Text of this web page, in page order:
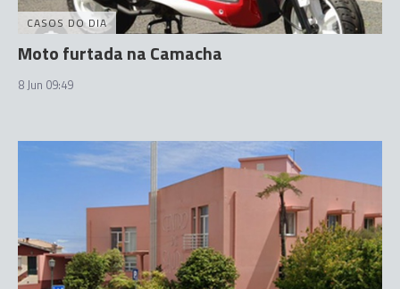
CASOS DO DIA
Moto furtada na Camacha
8 Jun 09:49